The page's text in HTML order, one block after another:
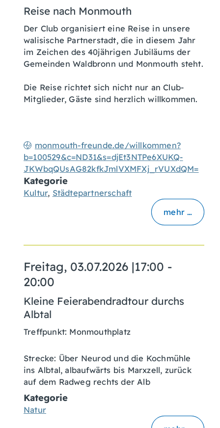
Reise nach Monmouth
monmouth-freunde.de/willkommen?
b=100529&c=ND31&s=djEt3NTPe6XUKQ-
JKWbqQUsAG82kfkJmlVXMFXj_rVUXdQM=
Der Club organisiert eine Reise in unsere
walisische Partnerstadt, die in diesem Jahr
im Zeichen des 40jährigen Jubiläums der
Gemeinden Waldbronn und Monmouth steht.
Die Reise richtet sich nicht nur an Club-
Mitglieder, Gäste sind herzlich willkommen.
Kategorie
Kultur, Städtepartnerschaft
mehr …
Freitag, 03.07.2026 |17:00 -
20:00
Kleine Feierabendradtour durchs
Albtal
Treffpunkt: Monmouthplatz
Strecke: Über Neurod und die Kochmühle
ins Albtal, albaufwärts bis Marxzell, zurück
auf dem Radweg rechts der Alb
Kategorie
Natur